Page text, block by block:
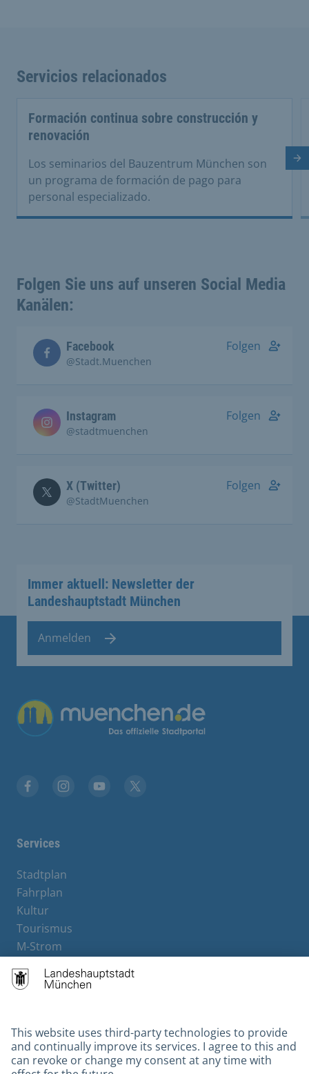
Servicios relacionados
Formación continua sobre construcción y
renovación
Los seminarios del Bauzentrum München son
un programa de formación de pago para
personal especializado.
Folgen Sie uns auf unseren Social Media
Kanälen:
Facebook
@Stadt.Muenchen
Folgen
Instagram
@stadtmuenchen
Folgen
X (Twitter)
@StadtMuenchen
Folgen
Immer aktuell: Newsletter der
Landeshauptstadt München
Anmelden
Übergreifende Links
Services
Stadtplan
Fahrplan
Kultur
Tourismus
M-Strom
Hotels
Contact
Barrierefreiheit